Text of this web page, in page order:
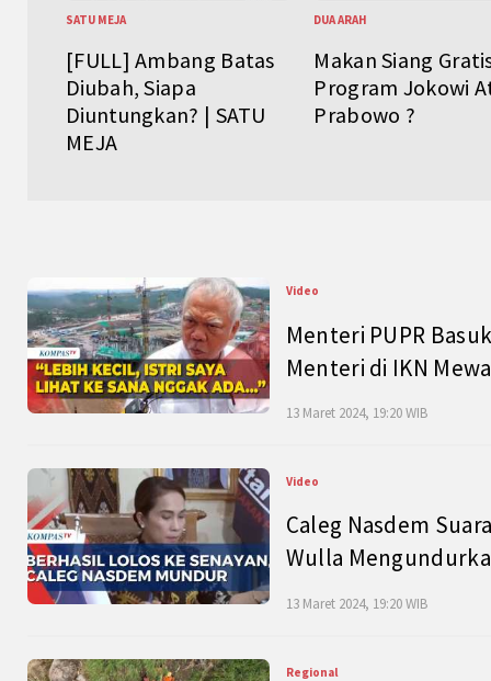
SATU MEJA
[FULL] Ambang Batas
Diubah, Siapa
Diuntungkan? | SATU
MEJA
DUA ARAH
Makan Siang
Program Jokowi
Prabowo ?
Video
Menteri PUPR
Menteri di IKN
13 Maret 2024, 19:20 WIB
Video
Caleg Nasdem
Wulla
13 Maret 2024, 19:20 WIB
Regional